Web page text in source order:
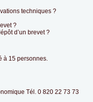
techniques ?
?
d’un brevet ?
à 15 personnes.
Tél. 0 820 22 73 73